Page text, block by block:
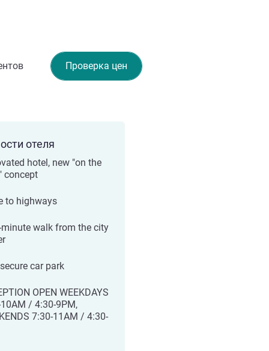
Проверка цен
отеля
hotel, new "on the
concept
to highways
minute walk from the city
car park
OPEN WEEKDAYS
/ 4:30-9PM,
7:30-11AM / 4:30-